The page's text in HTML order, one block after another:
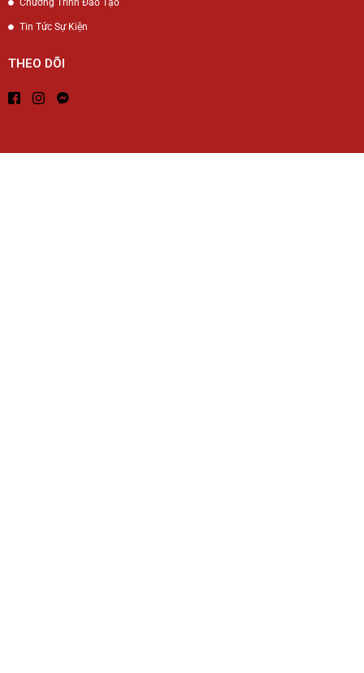
Chương Trình Đào Tạo
Tin Tức Sự Kiện
THEO DÕI